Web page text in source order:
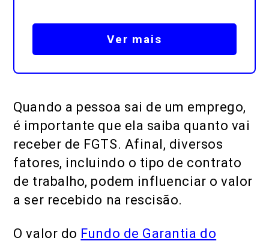
Quando a pessoa sai de um emprego,
é importante que ela saiba quanto vai
receber de FGTS. Afinal, diversos
fatores, incluindo o tipo de contrato
de trabalho, podem influenciar o valor
a ser recebido na rescisão.
O valor do Fundo de Garantia do
Ver mais